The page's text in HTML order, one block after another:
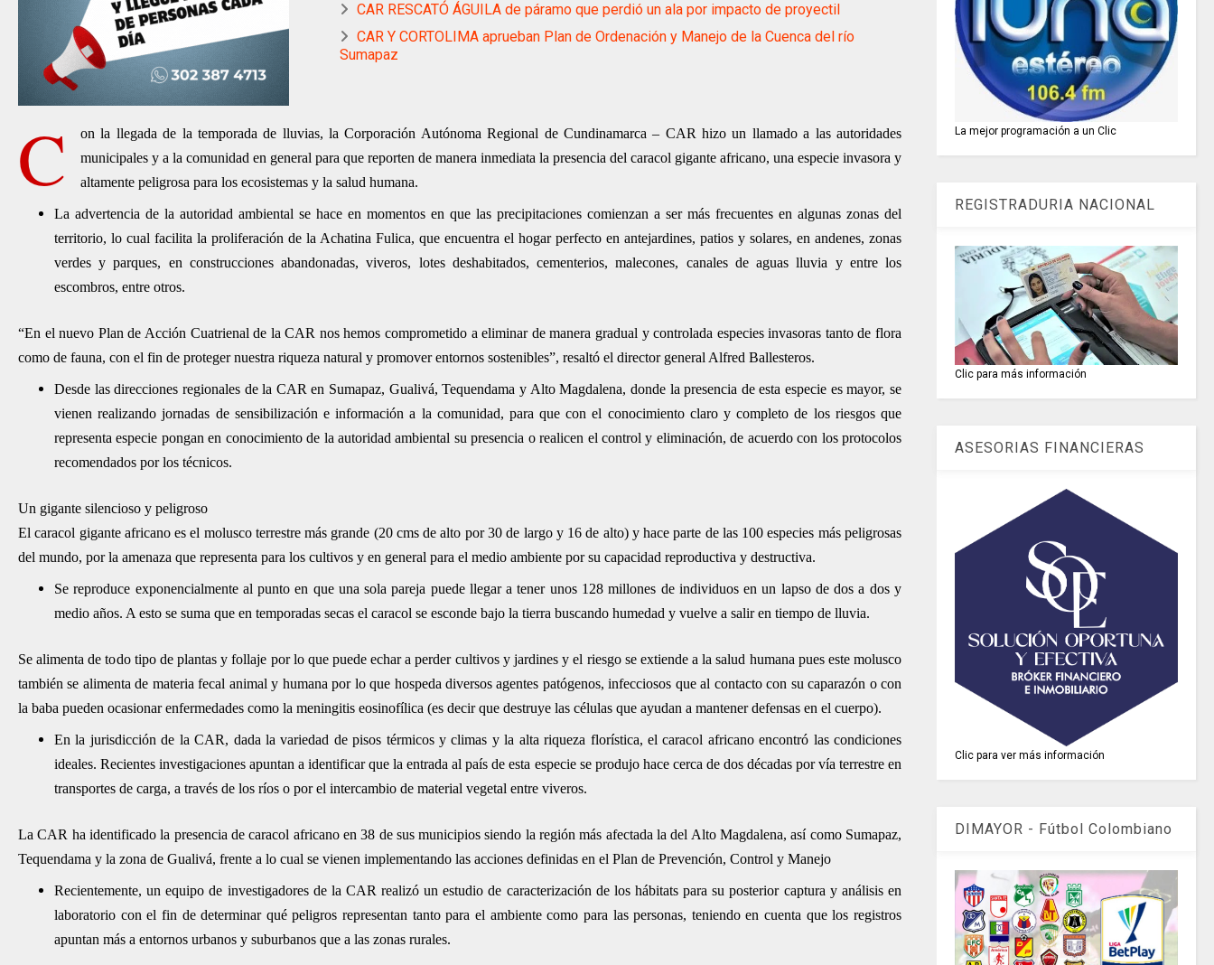
CAR RESCATÓ ÁGUILA de páramo que perdió un ala por impacto de proyectil
CAR Y CORTOLIMA aprueban Plan de Ordenación y Manejo de la Cuenca del río
Sumapaz
C
on la llegada de la temporada de lluvias, la Corporación Autónoma Regional de Cundinamarca – CAR hizo un llamado a las autoridades
municipales y a la comunidad en general para que reporten de manera inmediata la presencia del caracol gigante africano, una especie invasora y
altamente peligrosa para los ecosistemas y la salud humana.
La advertencia de la autoridad ambiental se hace en momentos en que las precipitaciones comienzan a ser más frecuentes en algunas zonas del
territorio, lo cual facilita la proliferación de la Achatina Fulica, que encuentra el hogar perfecto en antejardines, patios y solares, en andenes, zonas
verdes y parques, en construcciones abandonadas, viveros, lotes deshabitados, cementerios, malecones, canales de aguas lluvia y entre los
escombros, entre otros.
“En el nuevo Plan de Acción Cuatrienal de la CAR nos hemos comprometido a eliminar de manera gradual y controlada especies invasoras tanto de flora
como de fauna, con el fin de proteger nuestra riqueza natural y promover entornos sostenibles”, resaltó el director general Alfred Ballesteros.
Desde las direcciones regionales de la CAR en Sumapaz, Gualivá, Tequendama y Alto Magdalena, donde la presencia de esta especie es mayor, se
vienen realizando jornadas de sensibilización e información a la comunidad, para que con el conocimiento claro y completo de los riesgos que
representa especie pongan en conocimiento de la autoridad ambiental su presencia o realicen el control y eliminación, de acuerdo con los protocolos
recomendados por los técnicos.
Un gigante silencioso y peligroso
El caracol gigante africano es el molusco terrestre más grande (20 cms de alto por 30 de largo y 16 de alto) y hace parte de las 100 especies más peligrosas
del mundo, por la amenaza que representa para los cultivos y en general para el medio ambiente por su capacidad reproductiva y destructiva.
Se reproduce exponencialmente al punto en que una sola pareja puede llegar a tener unos 128 millones de individuos en un lapso de dos a dos y
medio años. A esto se suma que en temporadas secas el caracol se esconde bajo la tierra buscando humedad y vuelve a salir en tiempo de lluvia.
Se alimenta de todo tipo de plantas y follaje por lo que puede echar a perder cultivos y jardines y el riesgo se extiende a la salud humana pues este molusco
también se alimenta de materia fecal animal y humana por lo que hospeda diversos agentes patógenos, infecciosos que al contacto con su caparazón o con
la baba pueden ocasionar enfermedades como la meningitis eosinofílica (es decir que destruye las células que ayudan a mantener defensas en el cuerpo).
En la jurisdicción de la CAR, dada la variedad de pisos térmicos y climas y la alta riqueza florística, el caracol africano encontró las condiciones
ideales. Recientes investigaciones apuntan a identificar que la entrada al país de esta especie se produjo hace cerca de dos décadas por vía terrestre en
transportes de carga, a través de los ríos o por el intercambio de material vegetal entre viveros.
La CAR ha identificado la presencia de caracol africano en 38 de sus municipios siendo la región más afectada la del Alto Magdalena, así como Sumapaz,
Tequendama y la zona de Gualivá, frente a lo cual se vienen implementando las acciones definidas en el Plan de Prevención, Control y Manejo
Recientemente, un equipo de investigadores de la CAR realizó un estudio de caracterización de los hábitats para su posterior captura y análisis en
laboratorio con el fin de determinar qué peligros representan tanto para el ambiente como para las personas, teniendo en cuenta que los registros
apuntan más a entornos urbanos y suburbanos que a las zonas rurales.
La mejor programación a un Clic
REGISTRADURIA NACIONAL
Clic para más información
ASESORIAS FINANCIERAS
Clic para ver más información
DIMAYOR - Fútbol Colombiano